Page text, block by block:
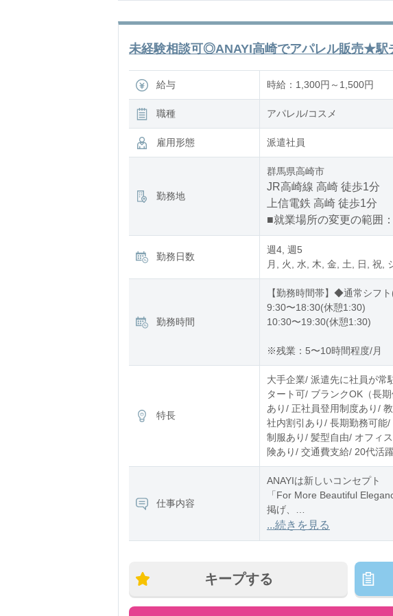
未経験相談可◎ANAYI高崎でアパレル販売★駅
給与 時給：1,300円～1,500円
職種 アパレル/コスメ
雇用形態 派遣社員
勤務地
群馬県高崎市
JR高崎線 高崎 徒歩1分
上信電鉄 高崎 徒歩1分
■就業場所の変更の範囲
勤務日数
週4, 週5
月, 火, 水, 木, 金, 土, 日, 祝,
勤務時間
【勤務時間帯】◆通常シフ
9:30〜18:30(休憩1:30)
10:30〜19:30(休憩1:30)
※残業：5〜10時間程度/月
特長
大手企業/ 派遣先に社員が常
タート可/ ブランクOK（長
あり/ 正社員登用制度あり/
社内割引あり/ 長期勤務可能
制服あり/ 髪型自由/ オフィ
険あり/ 交通費支給/ 20代活
仕事内容
ANAYIは新しいコンセプト
「For More Beautiful
掲げ、
よりいっそう上質でエター
...続きを見る
キープする